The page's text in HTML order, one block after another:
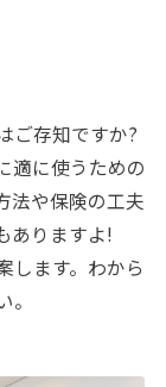
ご存知ですか?
適に使うための
法や保険の工夫
ありますよ!
します。わから